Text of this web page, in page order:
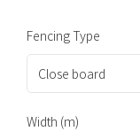
Fencing Type
Close board
Width (m)